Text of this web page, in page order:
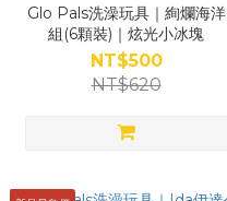
Glo Pals洗澡玩具｜絢爛海洋
組(6顆裝)｜炫光小冰塊
NT$500
NT$620